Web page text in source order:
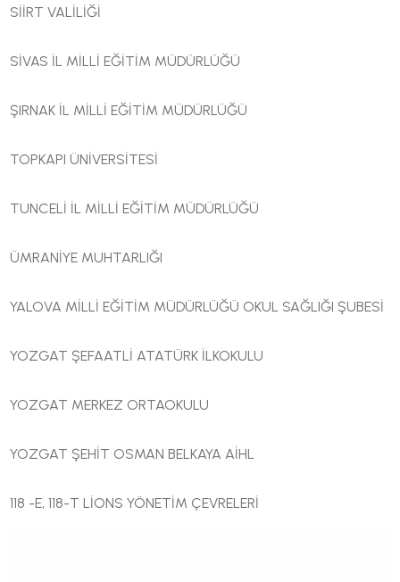
SİİRT VALİLİĞİ
SİVAS İL MİLLİ EĞİTİM MÜDÜRLÜĞÜ
ŞIRNAK İL MİLLİ EĞİTİM MÜDÜRLÜĞÜ
TOPKAPI ÜNİVERSİTESİ
TUNCELİ İL MİLLİ EĞİTİM MÜDÜRLÜĞÜ
ÜMRANİYE MUHTARLIĞI
YALOVA MİLLİ EĞİTİM MÜDÜRLÜĞÜ OKUL SAĞLIĞI ŞUBESİ
YOZGAT ŞEFAATLİ ATATÜRK İLKOKULU
YOZGAT MERKEZ ORTAOKULU
YOZGAT ŞEHİT OSMAN BELKAYA AİHL
118 -E, 118-T LİONS YÖNETİM ÇEVRELERİ